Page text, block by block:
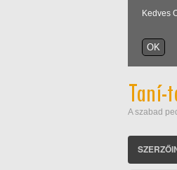
Kedves
A szabad